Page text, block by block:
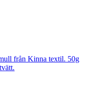
från Kinna textil. 50g